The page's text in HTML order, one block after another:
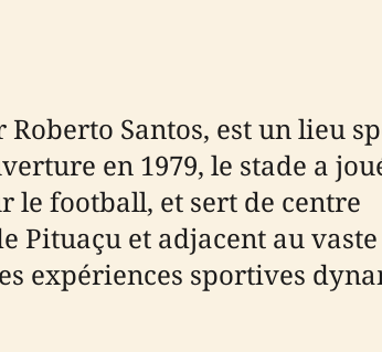
Santos, est un lieu
en 1979, le stade a
le football, et sert de centre
et adjacent au
expériences sportives